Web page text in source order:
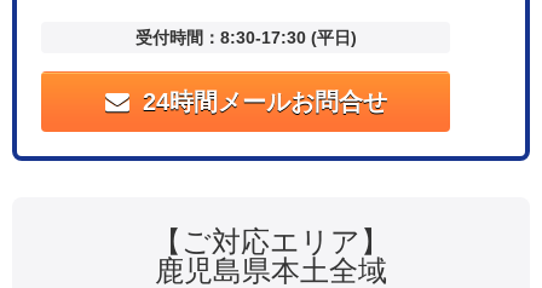
受付時間：8:30-17:30 (平日)
24時間メールお問合せ
【ご対応エリア】
鹿児島県本土全域